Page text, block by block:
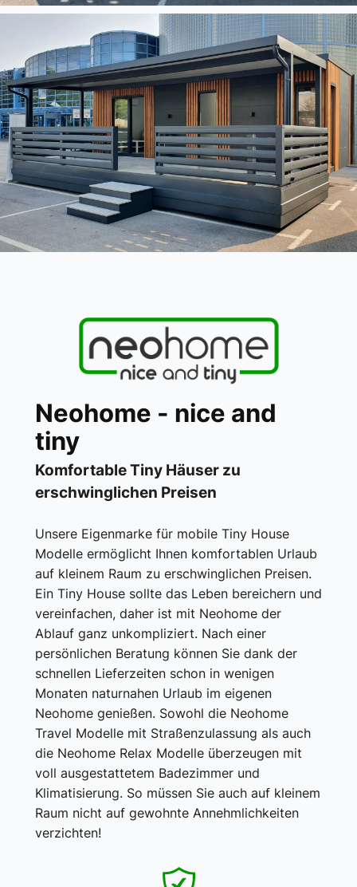
Neohome - nice and
tiny
Komfortable Tiny Häuser zu
erschwinglichen Preisen
Unsere Eigenmarke für mobile Tiny House
Modelle ermöglicht Ihnen komfortablen Urlaub
auf kleinem Raum zu erschwinglichen Preisen.
Ein Tiny House sollte das Leben bereichern und
vereinfachen, daher ist mit Neohome der
Ablauf ganz unkompliziert. Nach einer
persönlichen Beratung können Sie dank der
schnellen Lieferzeiten schon in wenigen
Monaten naturnahen Urlaub im eigenen
Neohome genießen. Sowohl die Neohome
Travel Modelle mit Straßenzulassung als auch
die Neohome Relax Modelle überzeugen mit
voll ausgestattetem Badezimmer und
Klimatisierung. So müssen Sie auch auf kleinem
Raum nicht auf gewohnte Annehmlichkeiten
verzichten!